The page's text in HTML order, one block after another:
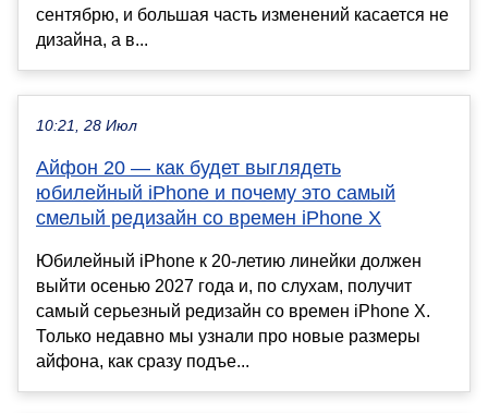
сентябрю, и большая часть изменений касается не
дизайна, а в...
10:21, 28 Июл
Айфон 20 — как будет выглядеть
юбилейный iPhone и почему это самый
смелый редизайн со времен iPhone X
Юбилейный iPhone к 20-летию линейки должен
выйти осенью 2027 года и, по слухам, получит
самый серьезный редизайн со времен iPhone X.
Только недавно мы узнали про новые размеры
айфона, как сразу подъе...